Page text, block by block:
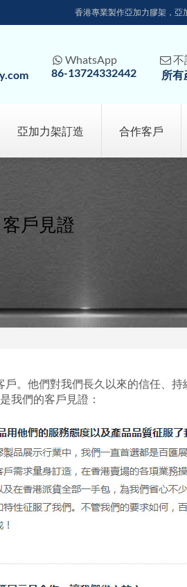
香港專業製作亞加力膠架，亞
 WhatsApp
86-13724332442
 不
所
亞加力架訂造 合作客戶
客戶見證
。他們對我們長久以來的信任、持
我們的客戶見證：